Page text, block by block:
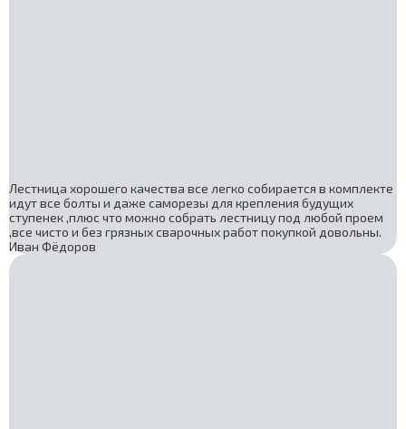
Лестница хорошего качества все легко собирается в комплекте
идут все болты и даже саморезы для крепления будущих
ступенек ,плюс что можно собрать лестницу под любой проем
,все чисто и без грязных сварочных работ покупкой довольны.
Иван Фёдоров